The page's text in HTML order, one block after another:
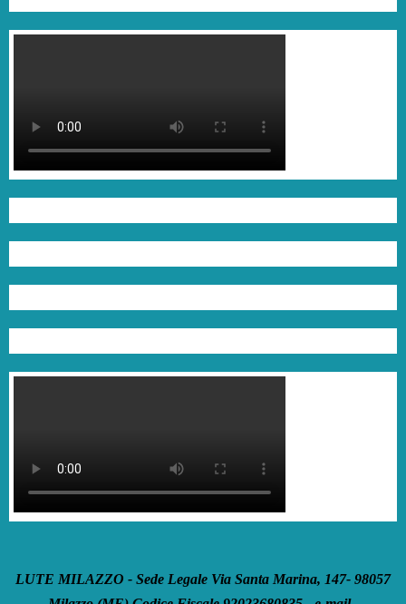
LUTE MILAZZO - Sede Legale Via Santa Marina, 147- 98057